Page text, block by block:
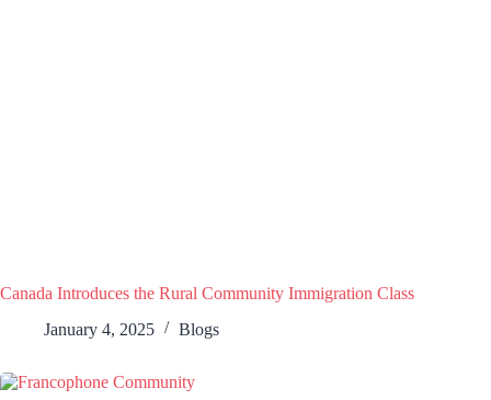
Canada Introduces the Rural Community Immigration Class
January 4, 2025
Blogs